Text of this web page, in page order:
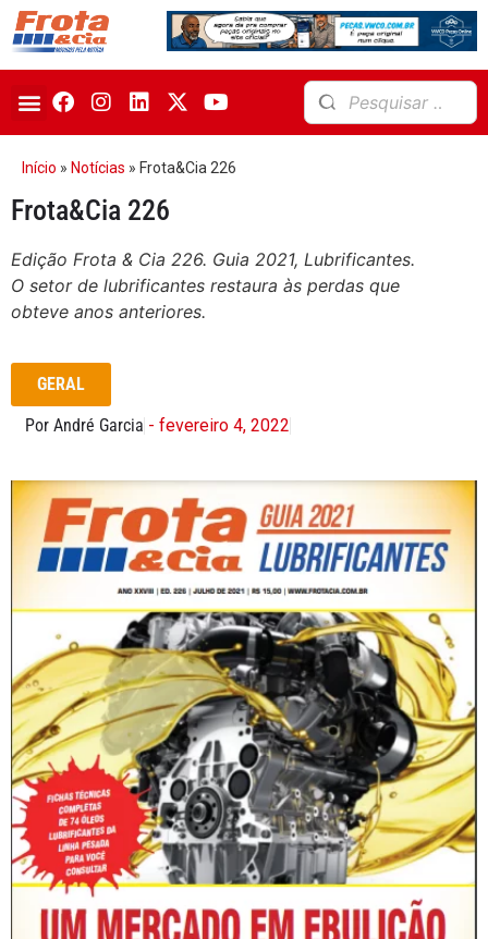
Início » Notícias » Frota&Cia 226
Frota&Cia 226
Edição Frota & Cia 226. Guia 2021, Lubrificantes.
O setor de lubrificantes restaura às perdas que
obteve anos anteriores.
GERAL
Por André Garcia - fevereiro 4, 2022